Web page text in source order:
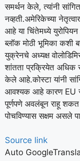
समर्थन केले, त्यांनी
नव्हती.अमेरिकेच्या
आहे या चिंतेमध्ये युरोपियन
ब्लॉक मोठी भूमिका कशी
युक्रेनचे अध्यक्ष
शांतता प्रक्रियेत अधिक
केले आहे.कोस्टा यांनी
आवश्यक आहे कारण EU
पूर्णपणे अवलंबून राहू शकत
पोचविण्यास सक्षम असले
Source link
Auto